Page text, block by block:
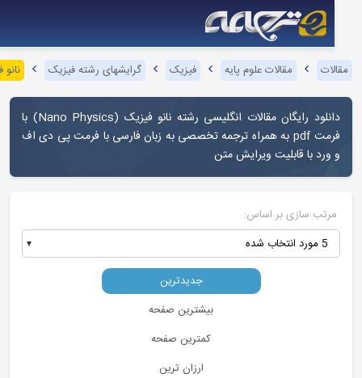
مقالات علوم پایه فیزیک گرایشهای رشته فیزیک نانو فیزیک
رایگان مقالات انگلیسی رشته نانو فیزیک(
Nano Physics) با
فرمت pdf به همراه ترجمه تخصصی به زبان فارسی با فرمت پی دی اف
با قابلیت ویرایش متن
سازی بر اساس:
جدیدترین
بیشترین صفحه
کمترین صفحه
ارزان ترین